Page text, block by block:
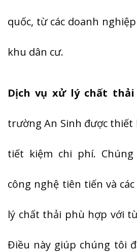
quốc, từ các doanh
khu dân cư.
Dịch vụ xử lý chất thải
trường An Sinh được thiết
tiết kiệm chi phí.
công nghệ tiên tiến và
lý chất thải phù hợp với
Điều này giúp chúng tôi